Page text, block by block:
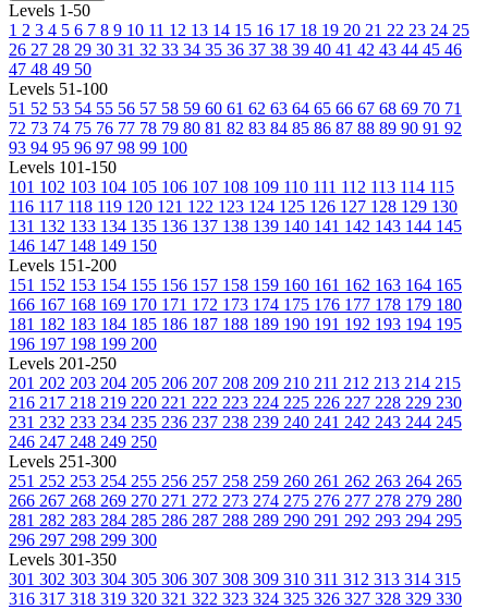
Levels 1-50
1 2 3 4 5 6 7 8 9 10 11 12 13 14 15 16 17 18 19 20 21 22 23 24 25
26 27 28 29 30 31 32 33 34 35 36 37 38 39 40 41 42 43 44 45 46
47 48 49 50
Levels 51-100
51 52 53 54 55 56 57 58 59 60 61 62 63 64 65 66 67 68 69 70 71
72 73 74 75 76 77 78 79 80 81 82 83 84 85 86 87 88 89 90 91 92
93 94 95 96 97 98 99 100
Levels 101-150
101 102 103 104 105 106 107 108 109 110 111 112 113 114 115
116 117 118 119 120 121 122 123 124 125 126 127 128 129 130
131 132 133 134 135 136 137 138 139 140 141 142 143 144 145
146 147 148 149 150
Levels 151-200
151 152 153 154 155 156 157 158 159 160 161 162 163 164 165
166 167 168 169 170 171 172 173 174 175 176 177 178 179 180
181 182 183 184 185 186 187 188 189 190 191 192 193 194 195
196 197 198 199 200
Levels 201-250
201 202 203 204 205 206 207 208 209 210 211 212 213 214 215
216 217 218 219 220 221 222 223 224 225 226 227 228 229 230
231 232 233 234 235 236 237 238 239 240 241 242 243 244 245
246 247 248 249 250
Levels 251-300
251 252 253 254 255 256 257 258 259 260 261 262 263 264 265
266 267 268 269 270 271 272 273 274 275 276 277 278 279 280
281 282 283 284 285 286 287 288 289 290 291 292 293 294 295
296 297 298 299 300
Levels 301-350
301 302 303 304 305 306 307 308 309 310 311 312 313 314 315
316 317 318 319 320 321 322 323 324 325 326 327 328 329 330